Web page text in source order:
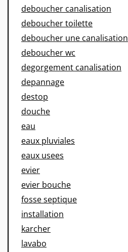
deboucher canalisation
deboucher toilette
deboucher une canalisation
deboucher wc
degorgement canalisation
depannage
destop
douche
eau
eaux pluviales
eaux usees
evier
evier bouche
fosse septique
installation
karcher
lavabo